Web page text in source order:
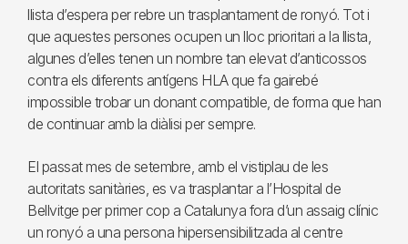
llista d’espera per rebre un trasplantament de ronyó. Tot i
que aquestes persones ocupen un lloc prioritari a la llista,
algunes d’elles tenen un nombre tan elevat d’anticossos
contra els diferents antígens HLA que fa gairebé
impossible trobar un donant compatible, de forma que han
de continuar amb la diàlisi per sempre.
El passat mes de setembre, amb el vistiplau de les
autoritats sanitàries, es va trasplantar a l’Hospital de
Bellvitge per primer cop a Catalunya fora d’un assaig clínic
un ronyó a una persona hipersensibilitzada al centre